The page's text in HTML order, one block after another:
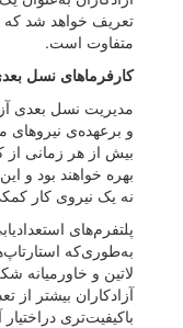
تعریف خواهد شد که
متفاوت است.
کارفرماهای نسل
مدیریت نسل بعدی
و برعهده‌ی نیروهای
بیش از هر زمانی از
بهره خواهند بود و
نه یک نیروی کار
پلتفرم‌های
به‌طوری‌که
لاتین و خاورمیانه
آزادکاران بیشتر از
باکیفیت‌تری